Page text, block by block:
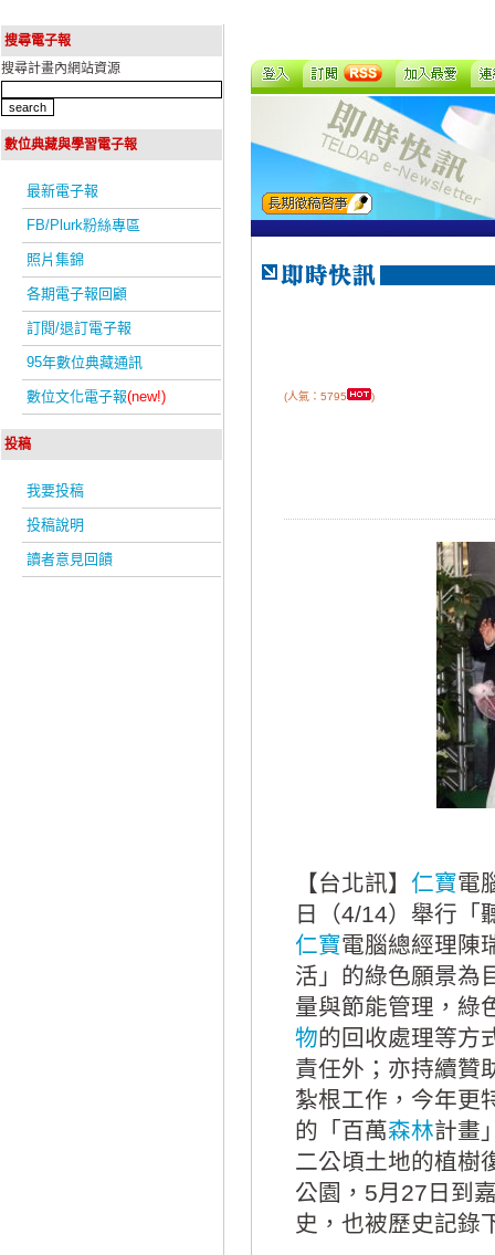
搜尋電子報
搜尋計畫內網站資源
數位典藏與學習電子報
最新電子報
FB/Plurk粉絲專區
照片集錦
各期電子報回顧
訂閱/退訂電子報
95年數位典藏通訊
數位文化電子報(new!)
投稿
我要投稿
投稿說明
讀者意見回饋
(人氣：5795 )
【台北訊】 仁寶電
日（4/14）舉行「
仁寶電腦總經理陳
活」的綠色願景為
量與節能管理，綠
物的回收處理等方
責任外；亦持續贊
紮根工作，今年更
的「百萬森林計畫
二公頃土地的植樹
公園，5月27日到
史，也被歷史記錄